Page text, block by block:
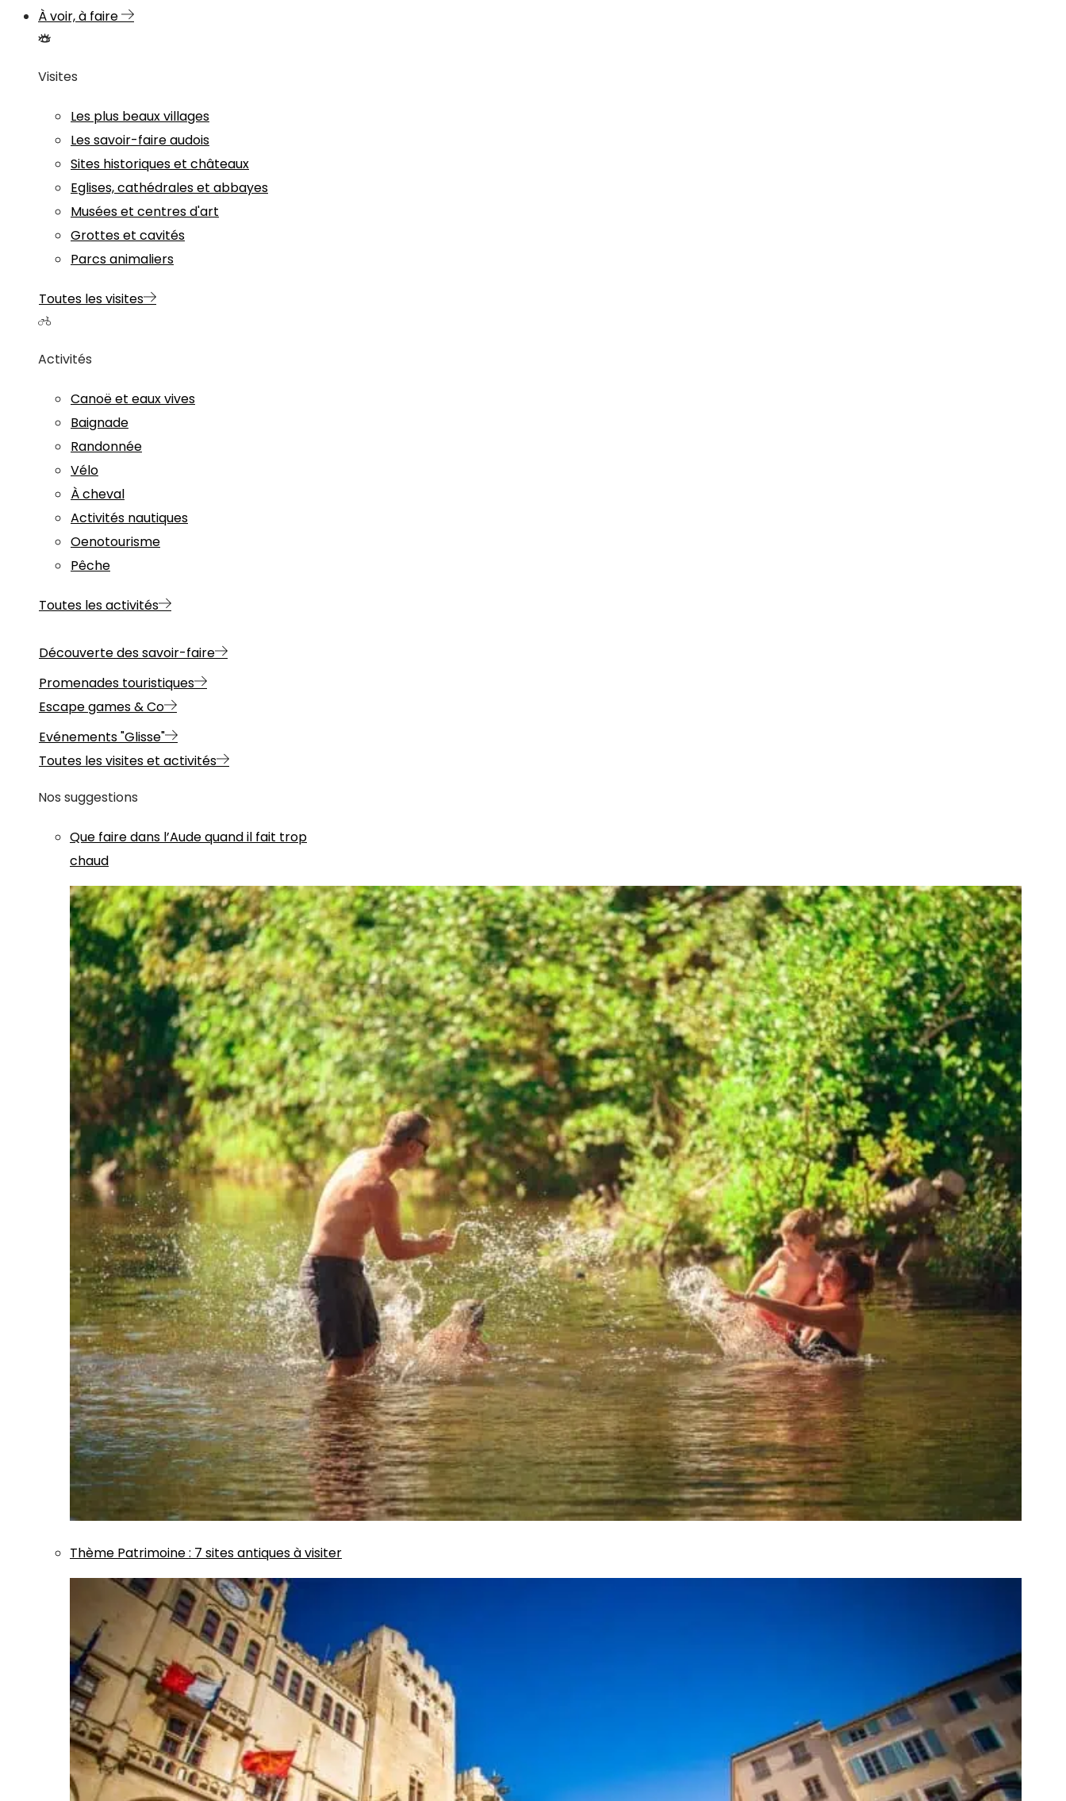
À voir, à faire
Visites
Les plus beaux villages
Les savoir-faire audois
Sites historiques et châteaux
Eglises, cathédrales et abbayes
Musées et centres d'art
Grottes et cavités
Parcs animaliers
Toutes les visites
Activités
Canoë et eaux vives
Baignade
Randonnée
Vélo
À cheval
Activités nautiques
Oenotourisme
Pêche
Toutes les activités
Découverte des savoir-faire
Promenades touristiques
Escape games & Co
Evénements "Glisse"
Toutes les visites et activités
Nos suggestions
Que faire dans l’Aude quand il fait trop
chaud
Thème Patrimoine: 7 sites antiques à visiter